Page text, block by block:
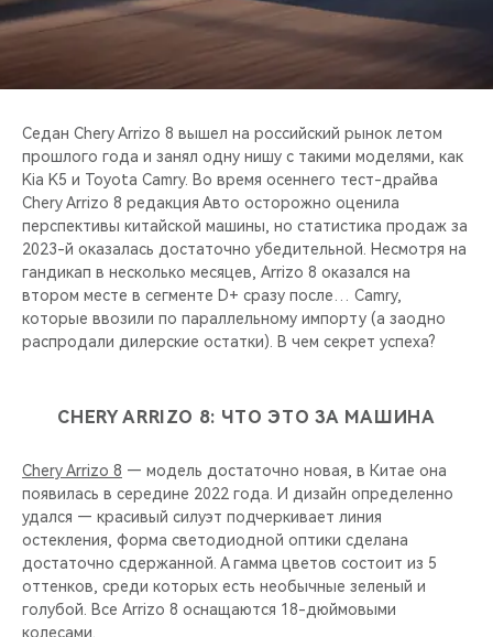
ВИДЕООБЗОРЫ
CHERY ДЛЯ ДЕТЕЙ
Седан Chery Arrizo 8 вышел на российский рынок летом
прошлого года и занял одну нишу с такими моделями, как
Kia K5 и Toyota Camry. Во время осеннего тест-драйва
Chery Arrizo 8 редакция Авто осторожно оценила
перспективы китайской машины, но статистика продаж за
2023-й оказалась достаточно убедительной. Несмотря на
гандикап в несколько месяцев, Arrizo 8 оказался на
втором месте в сегменте D+ сразу после… Camry,
которые ввозили по параллельному импорту (а заодно
распродали дилерские остатки). В чем секрет успеха?
CHERY ARRIZO 8: ЧТО ЭТО ЗА МАШИНА
Chery Arrizo 8 — модель достаточно новая, в Китае она
появилась в середине 2022 года. И дизайн определенно
удался — красивый силуэт подчеркивает линия
остекления, форма светодиодной оптики сделана
достаточно сдержанной. А гамма цветов состоит из 5
оттенков, среди которых есть необычные зеленый и
голубой. Все Arrizo 8 оснащаются 18-дюймовыми
колесами.